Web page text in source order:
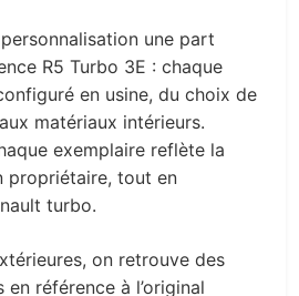
une part
R5 Turbo 3E : chaque
en usine, du choix de
matériaux intérieurs.
exemplaire reflète la
propriétaire, tout en
turbo.
on retrouve des
référence à l’original